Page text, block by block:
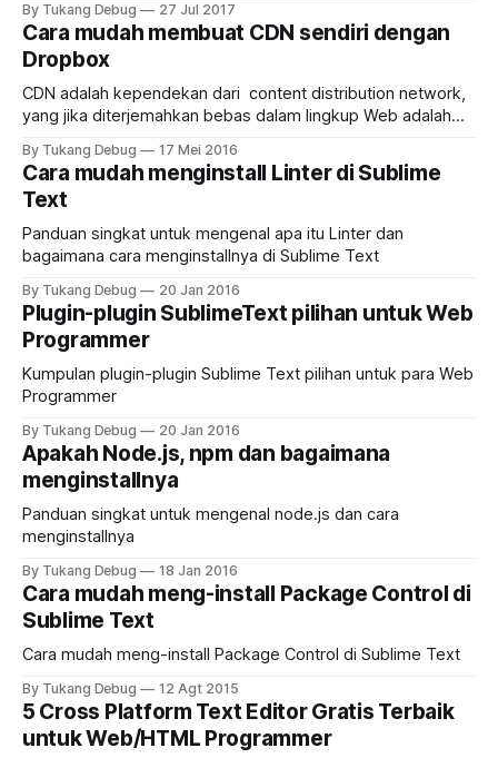
cukup dengan men-toggle menu Show Minimap. Outdated
: Untuk anda yang terbiasa menggunakan editor Microsoft
Visual Studio Code, maka kira-kira sejak versi 1.13.x,
fitur Minimap dan beberapa fitur yang
By Tukang Debug 27 Jul 2017
Cara mudah membuat CDN sendiri dengan
Dropbox
CDN adalah kependekan dari content distribution network,
yang jika diterjemahkan bebas dalam lingkup Web adalah
javascript, gambar dan lain-lain ke dalam sebuah sistem
yang terdistribusi. Harapannya adalah konten tersebut
dapat diakses dari segala tempat dengan cepat dan handal.
Nah, dalam beberapa kondisi
By Tukang Debug 17 Mei 2016
Cara mudah menginstall Linter di Sublime
Text
Panduan singkat untuk mengenal apa itu Linter dan
bagaimana cara menginstallnya di Sublime Text
By Tukang Debug 20 Jan 2016
Plugin-plugin SublimeText pilihan untuk Web
Programmer
Kumpulan plugin-plugin Sublime Text pilihan untuk para Web
Programmer
By Tukang Debug 20 Jan 2016
Apakah Node.js, npm dan bagaimana
menginstallnya
Panduan singkat untuk mengenal node.js dan cara
menginstallnya
By Tukang Debug 18 Jan 2016
Cara mudah meng-install Package Control di
Sublime Text
Cara mudah meng-install Package Control di Sublime Text
By Tukang Debug 12 Agt 2015
5 Cross Platform Text Editor Gratis Terbaik
untuk Web/HTML Programmer